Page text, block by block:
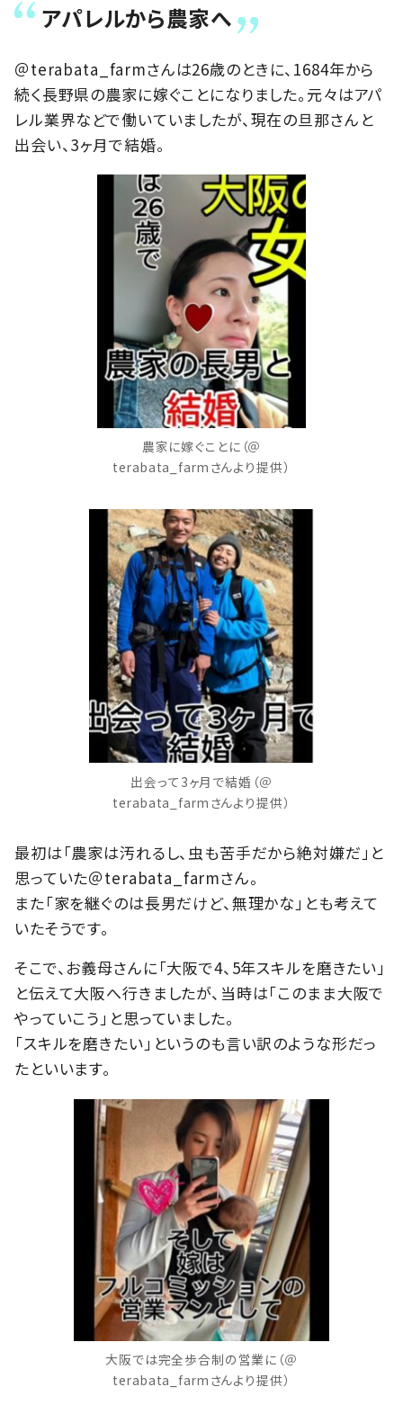
アパレルから農家へ
＠terabata_farmさんは26歳のときに、1684年から
続く長野県の農家に嫁ぐことになりました。元々はアパ
レル業界などで働いていましたが、現在の旦那さんと
出会い、3ヶ月で結婚。
農家に嫁ぐことに（＠
terabata_farmさんより提供）
出会って3ヶ月で結婚（＠
terabata_farmさんより提供）
最初は「農家は汚れるし、虫も苦手だから絶対嫌だ」と
思っていた＠terabata_farmさん。
また「家を継ぐのは長男だけど、無理かな」とも考えて
いたそうです。
そこで、お義母さんに「大阪で4、5年スキルを磨きたい」
と伝えて大阪へ行きましたが、当時は「このまま大阪で
やっていこう」と思っていました。
「スキルを磨きたい」というのも言い訳のような形だっ
たといいます。
大阪では完全歩合制の営業に（＠
terabata_farmさんより提供）